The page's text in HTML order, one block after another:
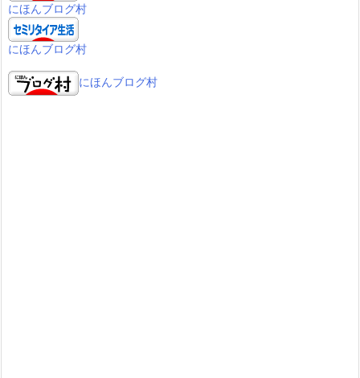
にほんブログ村
にほんブログ村
にほんブログ村